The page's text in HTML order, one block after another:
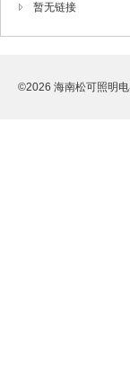
暂无链接
©2026 海南松可照明